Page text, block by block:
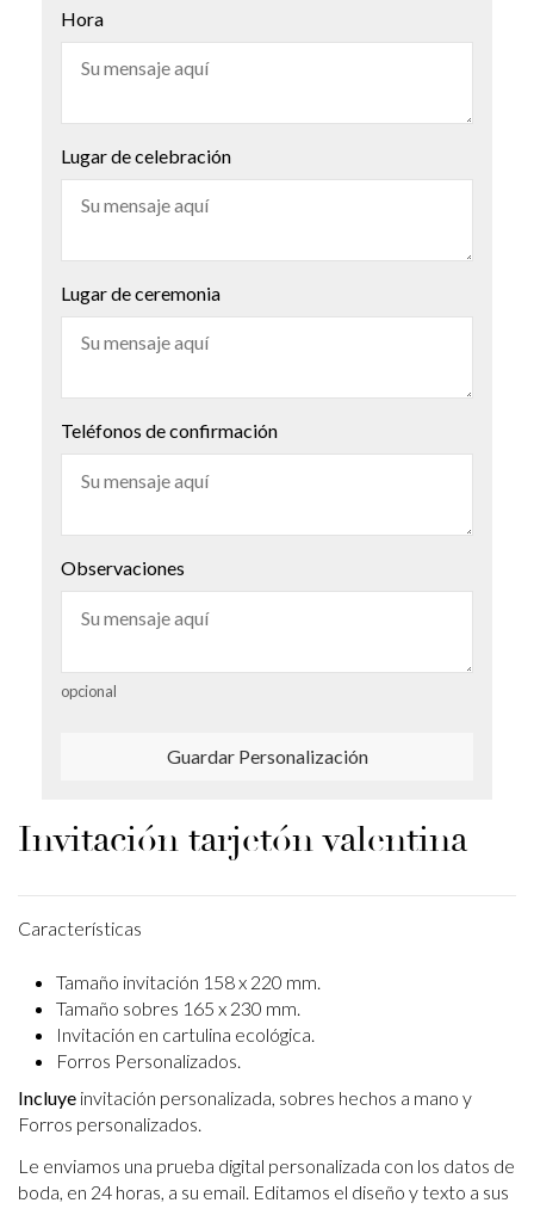
Hora
Lugar de celebración
Lugar de ceremonia
Teléfonos de confirmación
Observaciones
opcional
Guardar Personalización
Invitación tarjetón valentina
Características
Tamaño invitación 158 x 220 mm.
Tamaño sobres 165 x 230 mm.
Invitación en cartulina ecológica.
Forros Personalizados.
Incluye invitación personalizada, sobres hechos a mano y
Forros personalizados.
Le enviamos una prueba digital personalizada con los datos de
boda, en 24 horas, a su email. Editamos el diseño y texto a sus